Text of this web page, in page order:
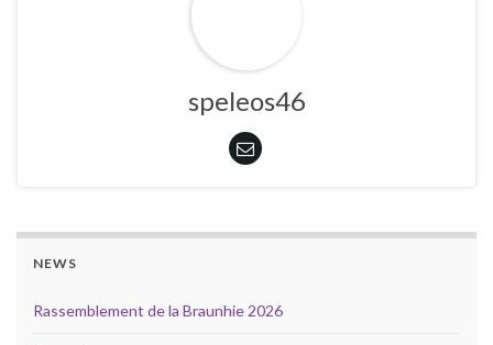
speleos46
NEWS
Rassemblement de la Braunhie 2026